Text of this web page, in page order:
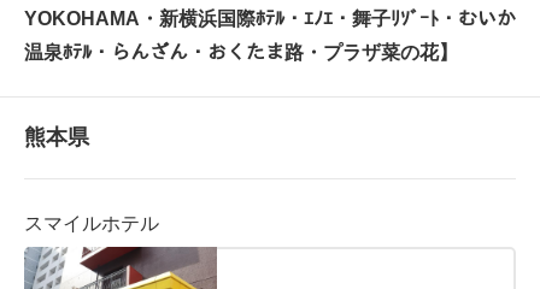
YOKOHAMA・新横浜国際ﾎﾃﾙ・ｴﾉｴ・舞子ﾘｿﾞｰﾄ・むいか
温泉ﾎﾃﾙ・らんざん・おくたま路・プラザ菜の花】
熊本県
スマイルホテル